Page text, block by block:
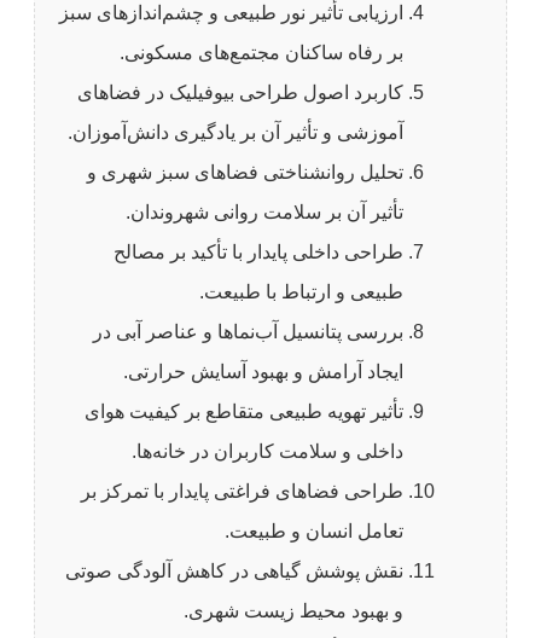
ارزیابی تأثیر نور طبیعی و چشم‌اندازهای سبز
بر رفاه ساکنان مجتمع‌های مسکونی.
کاربرد اصول طراحی بیوفیلیک در فضاهای
آموزشی و تأثیر آن بر یادگیری دانش‌آموزان.
تحلیل روانشناختی فضاهای سبز شهری و
تأثیر آن بر سلامت روانی شهروندان.
طراحی داخلی پایدار با تأکید بر مصالح
طبیعی و ارتباط با طبیعت.
بررسی پتانسیل آب‌نماها و عناصر آبی در
ایجاد آرامش و بهبود آسایش حرارتی.
تأثیر تهویه طبیعی متقاطع بر کیفیت هوای
داخلی و سلامت کاربران در خانه‌ها.
طراحی فضاهای فراغتی پایدار با تمرکز بر
تعامل انسان و طبیعت.
نقش پوشش گیاهی در کاهش آلودگی صوتی
و بهبود محیط زیست شهری.